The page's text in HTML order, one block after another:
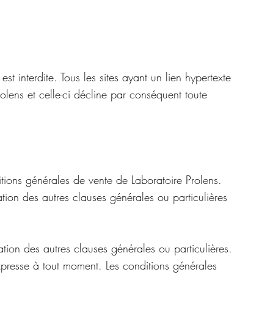
interdite. Tous les sites ayant un lien hypertexte
et celle-ci décline par conséquent toute
générales de vente de Laboratoire Prolens.
des autres clauses générales ou particulières
des autres clauses générales ou particulières.
à tout moment. Les conditions générales